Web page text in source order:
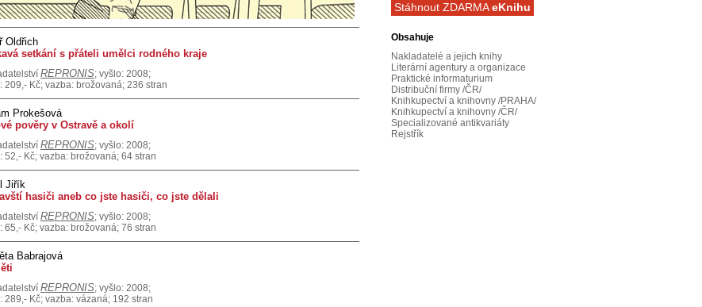
Oldřich
setkání s přáteli umělci rodného kraje
REPRONIS; vyšlo: 2008;
209,- Kč; vazba: brožovaná; 236 stran
Prokešová
pověry v Ostravě a okolí
REPRONIS; vyšlo: 2008;
52,- Kč; vazba: brožovaná; 64 stran
Jiřík
hasiči aneb co jste hasiči, co jste dělali
REPRONIS; vyšlo: 2008;
65,- Kč; vazba: brožovaná; 76 stran
Babrajová
REPRONIS; vyšlo: 2008;
289,- Kč; vazba: vázaná; 192 stran
Stáhnout ZDARMAeKnihu
Obsahuje
Nakladatelé a jejich knihy
Literární agentury a organizace
Praktické informaturium
Distribuční firmy /ČR/
Knihkupectví a knihovny /PRAHA/
Knihkupectví a knihovny /ČR/
Specializované antikvariáty
Rejstřík